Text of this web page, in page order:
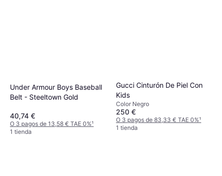
Under Armour Boys Baseball
Belt - Steeltown Gold
40,74 €
O 3 pagos de 13,58 € TAE 0%¹
1 tienda
Gucci Cinturón De Piel Con
Kids
Color Negro
250 €
O 3 pagos de 83,33 € TAE 0%¹
1 tienda